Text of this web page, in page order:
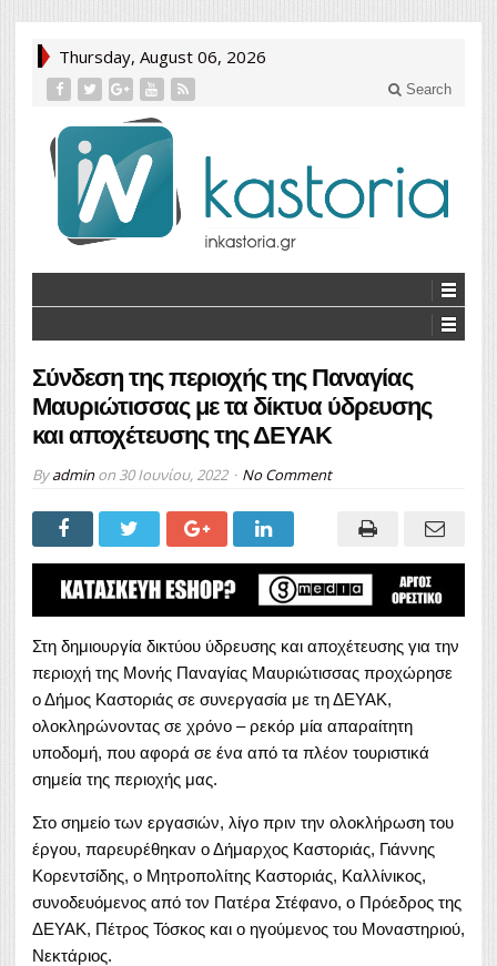
Thursday, August 06, 2026
Search
Σύνδεση της περιοχής της Παναγίας
Μαυριώτισσας με τα δίκτυα ύδρευσης
και αποχέτευσης της ΔΕΥΑΚ
Byadminon 30 Ιουνίου, 2022 No Comment
Στη δημιουργία δικτύου ύδρευσης και αποχέτευσης για την
περιοχή της Μονής Παναγίας Μαυριώτισσας προχώρησε
ο Δήμος Καστοριάς σε συνεργασία με τη ΔΕΥΑΚ,
ολοκληρώνοντας σε χρόνο – ρεκόρ μία απαραίτητη
υποδομή, που αφορά σε ένα από τα πλέον τουριστικά
σημεία της περιοχής μας.
Στο σημείο των εργασιών, λίγο πριν την ολοκλήρωση του
έργου, παρευρέθηκαν ο Δήμαρχος Καστοριάς, Γιάννης
Κορεντσίδης, ο Μητροπολίτης Καστοριάς, Καλλίνικος,
συνοδευόμενος από τον Πατέρα Στέφανο, ο Πρόεδρος της
ΔΕΥΑΚ, Πέτρος Τόσκος και ο ηγούμενος του Μοναστηριού,
Νεκτάριος.